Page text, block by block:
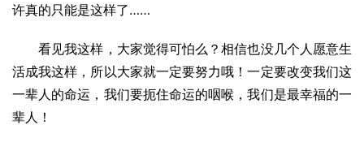
许真的只能是这样了……
看见我这样，大家觉得可怕么？相信也没几个人愿意生
活成我这样，所以大家就一定要努力哦！一定要改变我们这
一辈人的命运，我们要扼住命运的咽喉，我们是最幸福的一
辈人！